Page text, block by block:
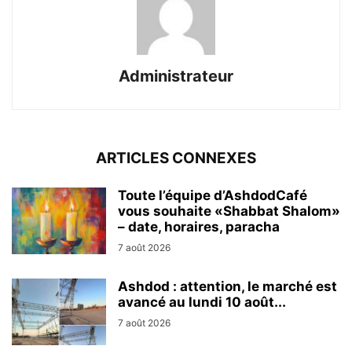
Administrateur
ARTICLES CONNEXES
Toute l’équipe d’AshdodCafé
vous souhaite «Shabbat Shalom»
– date, horaires, paracha
7 août 2026
Ashdod : attention, le marché est
avancé au lundi 10 août...
7 août 2026